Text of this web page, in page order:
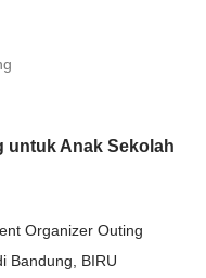
untuk Anak Sekolah
Organizer Outing
Bandung, BIRU